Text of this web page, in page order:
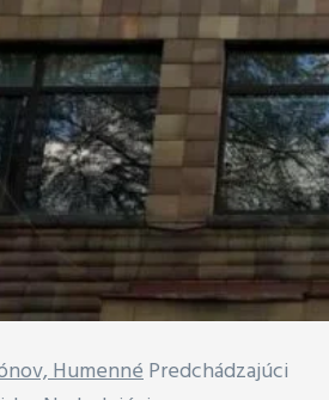
HumennéPredchádzajúci